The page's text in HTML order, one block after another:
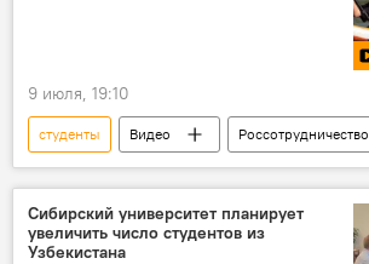
9 июля, 19:10
студенты Видео
Россотрудничество
Спорт
Ташкент канал Анхор
Сибирский университет планирует
увеличить число студентов из
Узбекистана